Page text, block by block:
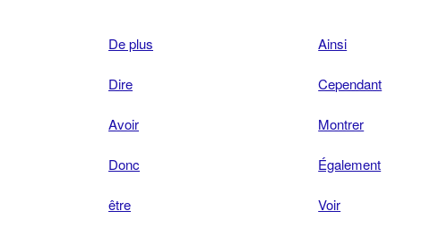
De plus Ainsi
Dire Cependant
Avoir Montrer
Donc Également
être Voir